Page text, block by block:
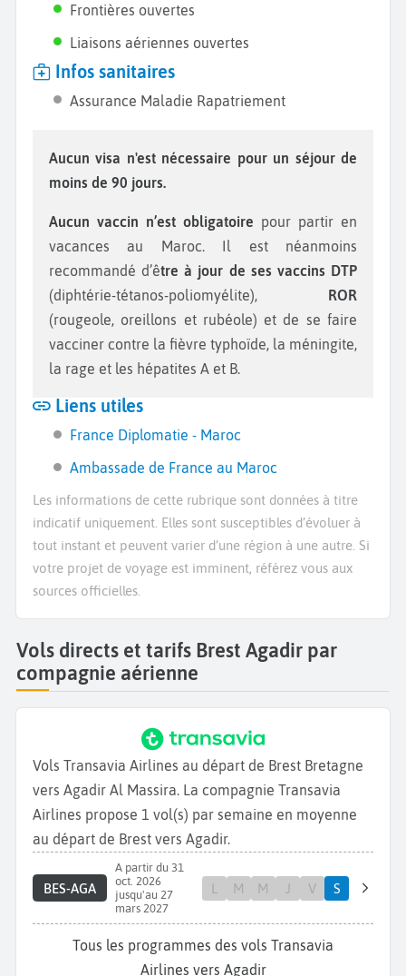
Frontières ouvertes
Liaisons aériennes ouvertes
Infos sanitaires
Assurance Maladie Rapatriement
Aucun visa n'est nécessaire pour un séjour de
moins de 90 jours.
Aucun vaccin n’est obligatoire pour partir en
vacances au Maroc. Il est néanmoins
recommandé d’être à jour de ses vaccins DTP
(diphtérie-tétanos-poliomyélite), ROR
(rougeole, oreillons et rubéole) et de se faire
vacciner contre la fièvre typhoïde, la méningite,
la rage et les hépatites A et B.
Liens utiles
France Diplomatie - Maroc
Ambassade de France au Maroc
Les informations de cette rubrique sont données à titre
indicatif uniquement. Elles sont susceptibles d’évoluer à
tout instant et peuvent varier d’une région à une autre. Si
votre projet de voyage est imminent, référez vous aux
sources officielles.
Vols directs et tarifs Brest Agadir par
compagnie aérienne
Vols Transavia Airlines au départ de Brest Bretagne
vers Agadir Al Massira. La compagnie Transavia
Airlines propose 1 vol(s) par semaine en moyenne
au départ de Brest vers Agadir.
BES-AGA
A partir du 31
oct. 2026
jusqu'au 27
mars 2027
L M M J V S
Tous les programmes des vols Transavia
Airlines vers Agadir